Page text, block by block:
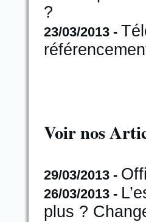
?
23/03/2013 -
Voir nos
29/03/2013 -
26/03/2013 -
plus ?